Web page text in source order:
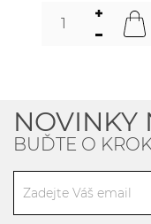
NOVINKY
BUĎTE O